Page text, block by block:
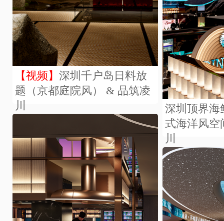
【视频】深圳千户岛日料放
题（京都庭院风） & 品筑凌
川
深圳顶界海
式海洋风空
川